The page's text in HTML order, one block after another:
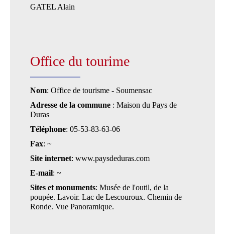
GATEL Alain
Office du tourime
Nom: Office de tourisme - Soumensac
Adresse de la commune : Maison du Pays de
Duras
Téléphone: 05-53-83-63-06
Fax: ~
Site internet: www.paysdeduras.com
E-mail: ~
Sites et monuments: Musée de l'outil, de la
poupée. Lavoir. Lac de Lescouroux. Chemin de
Ronde. Vue Panoramique.